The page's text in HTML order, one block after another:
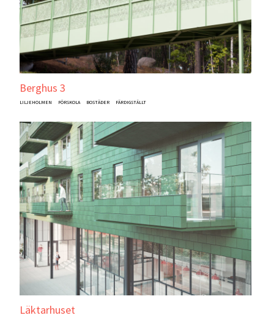
Berghus 3
LILJEHOLMEN FÖRSKOLA BOSTÄDER FÄRDIGSTÄLLT
Läktarhuset